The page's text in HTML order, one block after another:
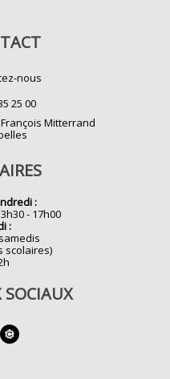
nous
25 00
Mitterrand
:
- 17h00
:
scolaires)
SOCIAUX